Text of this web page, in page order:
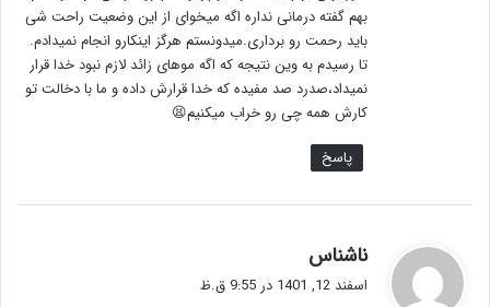
بهم گفته درمانی نداره اگه میخوای از این وضعیت راحت شی
باید رحمت رو برداری.میدونستم هرگز اینکارو انجام نمیدادم.
تا رسیدم به وین نتیجه که اگه موهای زائد لازم نبود خدا قرار
نمیداد،صدرد صد مفیده که خدا قرارش داده و ما با دخالت تو
کارش همه چی رو خراب میکنیم😫
پاسخ
ناشناس
ف
اسفند 12, 1401 در 9:55 ق.ظ